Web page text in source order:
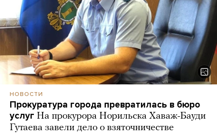
НОВОСТИ
Прокуратура города превратилась в бюро
услуг На прокурора Норильска Хаваж-Бауди
Гутаева завели дело о взяточничестве